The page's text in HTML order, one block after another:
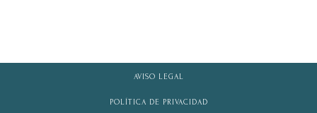
AVISO LEGAL
POLÍTICA DE PRIVACIDAD